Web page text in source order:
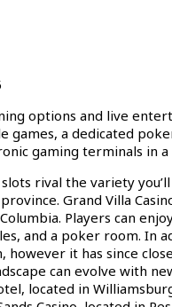
options and live
games, a dedicated
gaming terminals in
slots rival the variety
Grand Villa
Players can
and a poker room. In
however it has since
can evolve with
located in